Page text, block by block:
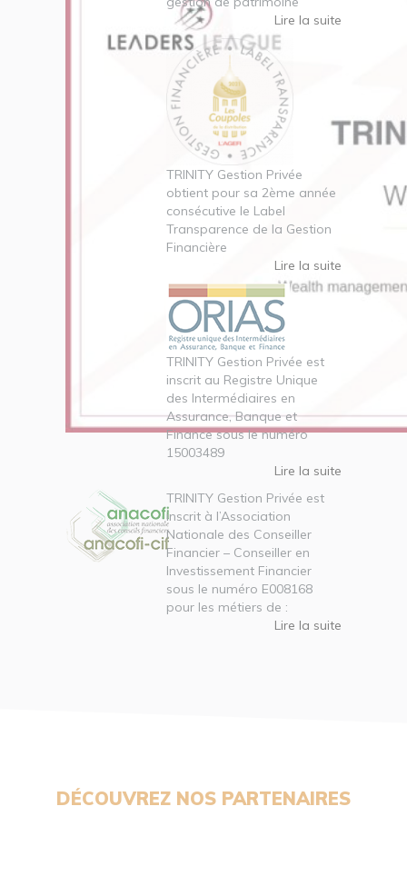
Lire la suite
TRINITY Gestion Privée
obtient pour sa 2ème année
consécutive le Label
Transparence de la Gestion
Financière
Lire la suite
TRINITY Gestion Privée est
inscrit au Registre Unique
des Intermédiaires en
Assurance, Banque et
Finance sous le numéro
15003489
Lire la suite
TRINITY Gestion Privée est
inscrit à l’Association
Nationale des Conseiller
Financier – Conseiller en
Investissement Financier
sous le numéro E008168
pour les métiers de :
Lire la suite
DÉCOUVREZ NOS PARTENAIRES